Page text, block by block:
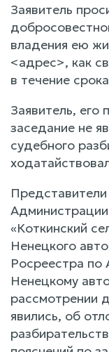
Заявитель
владения ею
<адрес>, как
в течение
Заявитель, его
заседание не
судебного
Администрации
«Коткинский
Ненецкого
Росреестра по
Ненецкому
рассмотрении
явились, об